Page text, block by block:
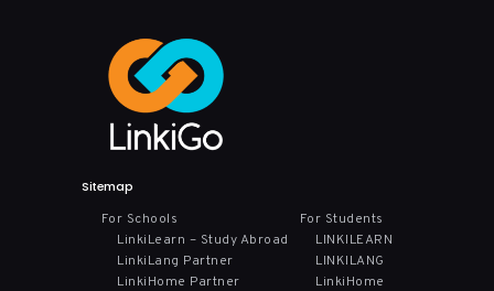
Sitemap
For Schools
LinkiLearn – Study Abroad
LinkiLang Partner
LinkiHome Partner
For Students
LINKILEARN
LINKILANG
LinkiHome